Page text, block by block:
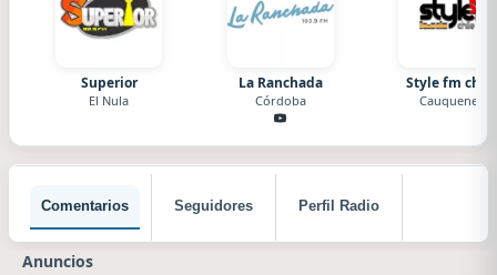
Superior
El Nula
La Ranchada
Córdoba
Style fm chile
Cauquenes
Comentarios Seguidores Perfil Radio
Anuncios